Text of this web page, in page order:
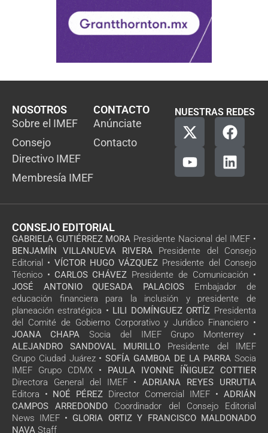
NOSOTROS
Sobre el IMEF
Consejo
Directivo IMEF
Membresía IMEF
CONTACTO
Anúnciate
Contacto
NUESTRAS REDES
CONSEJO EDITORIAL
GABRIELA GUTIÉRREZ MORA Presidente Nacional del IMEF •
BENJAMÍN VILLANUEVA RIVERA Presidente del Consejo
Editorial • VÍCTOR HUGO VÁZQUEZ Presidente del Consejo
Técnico • CARLOS CHÁVEZ Presidente de Comunicación •
JOSÉ ANTONIO QUESADA PALACIOS Embajador de
educación financiera para la inclusión y presidente de
planeación estratégica • LILI DOMÍNGUEZ ORTÍZ Presidenta
del Comité de Gobierno Corporativo y Jurídico Financiero •
JOANA CHAPA Socia del IMEF Grupo Monterrey •
ALEJANDRO SANDOVAL MURILLO Presidente del IMEF
Grupo Ciudad Juárez • SOFÍA GAMBOA DE LA PARRA Socia
IMEF Grupo CDMX • PAULA IVONNE ÍÑIGUEZ COTTIER
Directora General del IMEF • ADRIANA REYES URRUTIA
Editora • NOÉ PÉREZ Director Comercial IMEF • ADRIÁN
CAMPOS ARREDONDO Coordinador del Consejo Editorial
News IMEF • GLORIA ORTIZ Y FRANCISCO MALDONADO
NAVA Staff